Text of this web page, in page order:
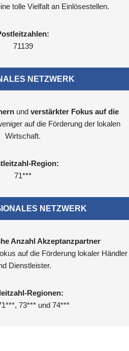
tolle Vielfalt an Einlösestellen.
71139
NETZWERK
und verstärkter Fokus auf die
auf die Förderung der lokalen
Wirtschaft.
Region:
71***
NETZWERK
Anzahl Akzeptanzpartner
auf die Förderung lokaler Händler
Dienstleister.
Regionen:
73*** und 74***